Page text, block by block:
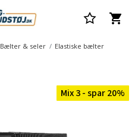
Bælter & seler Elastiske bælter
Mix 3 - spar 20%